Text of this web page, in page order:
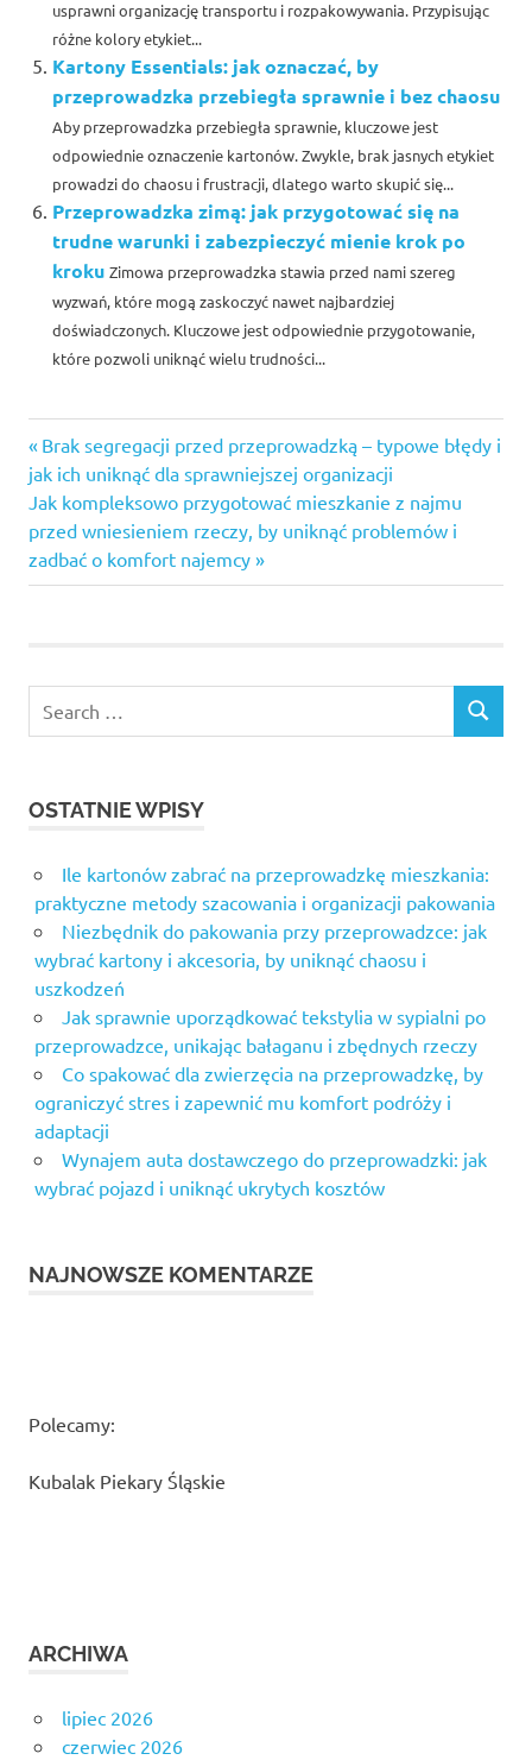
usprawni organizację transportu i rozpakowywania. Przypisując
różne kolory etykiet...
Kartony Essentials: jak oznaczać, by
przeprowadzka przebiegła sprawnie i bez chaosu
Aby przeprowadzka przebiegła sprawnie, kluczowe jest
odpowiednie oznaczenie kartonów. Zwykle, brak jasnych etykiet
prowadzi do chaosu i frustracji, dlatego warto skupić się...
Przeprowadzka zimą: jak przygotować się na
trudne warunki i zabezpieczyć mienie krok po
kroku Zimowa przeprowadzka stawia przed nami szereg
wyzwań, które mogą zaskoczyć nawet najbardziej
doświadczonych. Kluczowe jest odpowiednie przygotowanie,
które pozwoli uniknąć wielu trudności...
Nawigacja
wpisu
Previous
Post:
Brak segregacji przed przeprowadzką – typowe błędy i
jak ich uniknąć dla sprawniejszej organizacji
Next
Post:
Jak kompleksowo przygotować mieszkanie z najmu
przed wniesieniem rzeczy, by uniknąć problemów i
zadbać o komfort najemcy
for:
SEARCH
OSTATNIE WPISY
Ile kartonów zabrać na przeprowadzkę mieszkania:
praktyczne metody szacowania i organizacji pakowania
Niezbędnik do pakowania przy przeprowadzce: jak
wybrać kartony i akcesoria, by uniknąć chaosu i
uszkodzeń
Jak sprawnie uporządkować tekstylia w sypialni po
przeprowadzce, unikając bałaganu i zbędnych rzeczy
Co spakować dla zwierzęcia na przeprowadzkę, by
ograniczyć stres i zapewnić mu komfort podróży i
adaptacji
Wynajem auta dostawczego do przeprowadzki: jak
wybrać pojazd i uniknąć ukrytych kosztów
NAJNOWSZE KOMENTARZE
Polecamy:
Kubalak Piekary Śląskie
ARCHIWA
lipiec 2026
czerwiec 2026